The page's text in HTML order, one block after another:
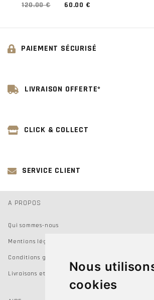
Nous
cookies
120.00 €
60.00 €
PAIEMENT SÉCURISÉ
LIVRAISON OFFERTE*
CLICK & COLLECT
SERVICE CLIENT
A PROPOS
Qui sommes-nous
Mentions légales
Conditions générales de vente
Livraisons et Retours